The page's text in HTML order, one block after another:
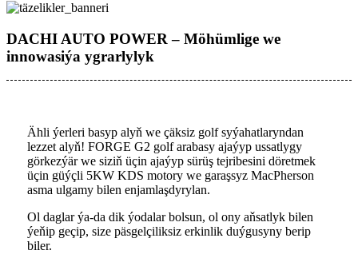
DACHI AUTO POWER – Möhümlige we
innowasiýa ygrarlylyk
Ähli ýerleri basyp alyň we çäksiz golf syýahatlaryndan
lezzet alyň! FORGE G2 golf arabasy ajaýyp ussatlygy
görkezýär we siziň üçin ajaýyp sürüş tejribesini döretmek
üçin güýçli 5KW KDS motory we garaşsyz MacPherson
asma ulgamy bilen enjamlaşdyrylan.
Ol daglar ýa-da dik ýodalar bolsun, ol ony aňsatlyk bilen
ýeňip geçip, size päsgelçiliksiz erkinlik duýgusyny berip
biler.